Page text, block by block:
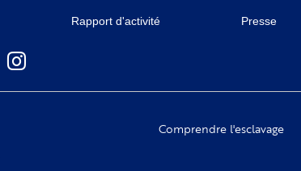
Rapport d'activité Presse
Comprendre l'esclavage